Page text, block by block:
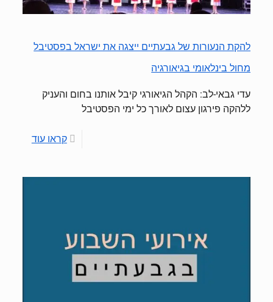
להקת הנעורות של גבעתיים ייצגה את ישראל בפסטיבל
מחול בינלאומי בגיאורגיה
עדי גבאי-לב: הקהל הגיאורגי קיבל אותנו בחום והעניק
ללהקה פירגון עצום לאורך כל ימי הפסטיבל
קראו עוד